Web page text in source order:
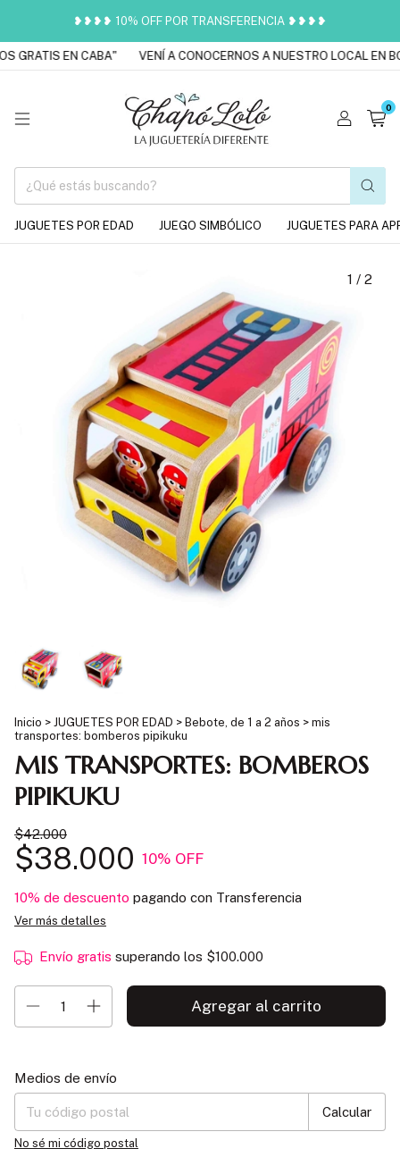
❥❥❥❥ 10% OFF POR TRANSFERENCIA ❥❥❥❥
GRATIS EN CABA" VENÍ A CONOCERNOS A NUESTRO LOCAL EN
0
JUGUETES POR EDAD JUEGO SIMBÓLICO JUGUETES PARA
1 / 2
Inicio > JUGUETES POR EDAD > Bebote, de 1 a 2 años > mis
transportes: bomberos pipikuku
MIS TRANSPORTES: BOMBEROS
PIPIKUKU
$42.000
$38.000 10% OFF
10% de descuento pagando con Transferencia
Ver más detalles
Envío gratis superando los $100.000
Entregas para el CP:
Medios de envío
Calcular
No sé mi código postal